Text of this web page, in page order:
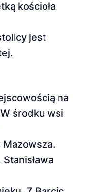
kościoła
jest
na
środku wsi
Mazowsza.